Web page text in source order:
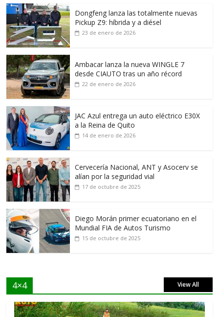
Dongfeng lanza las totalmente nuevas
Pickup Z9: híbrida y a diésel
23 de enero de 2026
Ambacar lanza la nueva WINGLE 7
desde CIAUTO tras un año récord
22 de enero de 2026
JAC Azul entrega un auto eléctrico E30X
a la Reina de Quito
14 de enero de 2026
Cervecería Nacional, ANT y Asocerv se
alían por la seguridad vial
17 de octubre de 2025
Diego Morán primer ecuatoriano en el
Mundial FIA de Autos Turismo
15 de octubre de 2025
4×4 View All